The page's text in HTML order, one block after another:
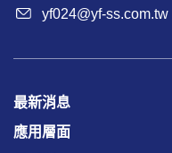
yf024@yf-ss.com.tw
最新消息
應用層面